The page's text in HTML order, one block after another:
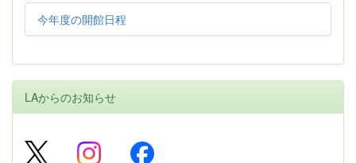
今年度の開館日程
LAからのお知らせ